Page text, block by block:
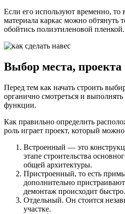
Если его используют временно, то
материала каркас можно обтянуть
обойтись полиэтиленовой пленкой.
Выбор места, проекта
Перед тем как начать строить
органично смотреться и
функции.
Как правильно определить
роль играет проект, который
Встроенный — это
этапе строительства
общей архитектуры.
Пристроенный, то есть
дополнительно
демонтаж происходит быстро.
Отдельный. Он стоится
участке.